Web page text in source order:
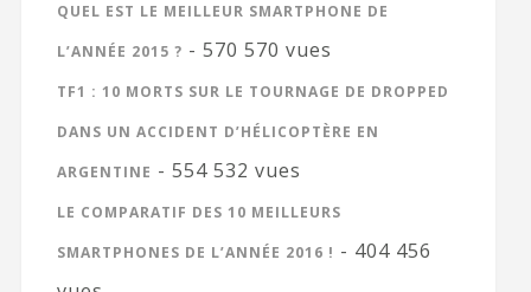
QUEL EST LE MEILLEUR SMARTPHONE DE
L’ANNÉE 2015 ? - 570 570 vues
TF1 : 10 MORTS SUR LE TOURNAGE DE DROPPED
DANS UN ACCIDENT D’HÉLICOPTÈRE EN
ARGENTINE - 554 532 vues
LE COMPARATIF DES 10 MEILLEURS
SMARTPHONES DE L’ANNÉE 2016 ! - 404 456